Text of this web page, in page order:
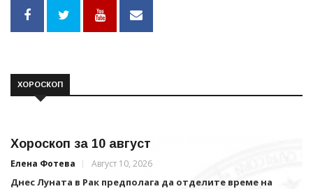
ХОРОСКОП
Хороскоп за 10 август
Елена Фотева Август 10, 2026
Днес Луната в Рак предполага да отделите време на